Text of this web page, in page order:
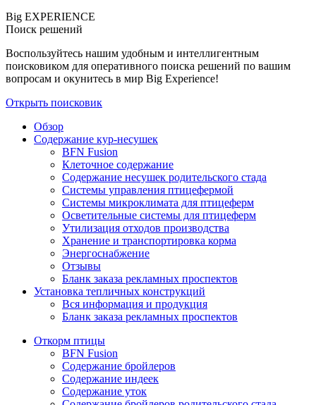
Big EXPERIENCE
Поиск решений
Воспользуйтесь нашим удобным и интеллигентным
поисковиком для оперативного поиска решений по вашим
вопросам и окунитесь в мир Big Experience!
Открыть поисковик
Обзор
Содержание кур-несушек
BFN Fusion
Клеточное содержание
Содержание несушек родительского стада
Системы управления птицефермой
Системы микроклимата для птицеферм
Осветительные системы для птицеферм
Утилизация отходов производства
Хранение и транспортировка корма
Энергоснабжение
Отзывы
Бланк заказа рекламных проспектов
Установка тепличных конструкций
Вся информация и продукция
Бланк заказа рекламных проспектов
Откорм птицы
BFN Fusion
Содержание бройлеров
Содержание индеек
Содержание уток